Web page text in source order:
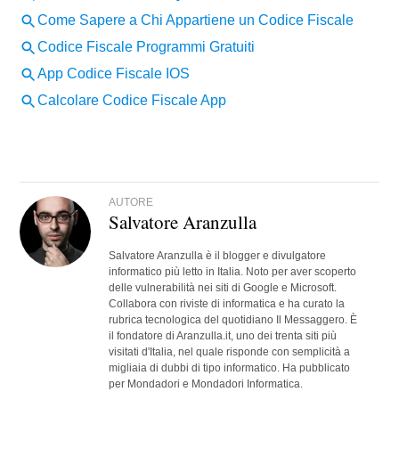
AUTORE
Salvatore Aranzulla
Salvatore Aranzulla è il blogger e divulgatore
informatico più letto in Italia. Noto per aver scoperto
delle vulnerabilità nei siti di Google e Microsoft.
Collabora con riviste di informatica e ha curato la
rubrica tecnologica del quotidiano Il Messaggero. È
il fondatore di Aranzulla.it, uno dei trenta siti più
visitati d'Italia, nel quale risponde con semplicità a
migliaia di dubbi di tipo informatico. Ha pubblicato
per Mondadori e Mondadori Informatica.